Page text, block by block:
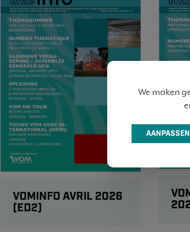
VOMINFO AVRIL 2026
(ED2)
We maken
AANPASSEN